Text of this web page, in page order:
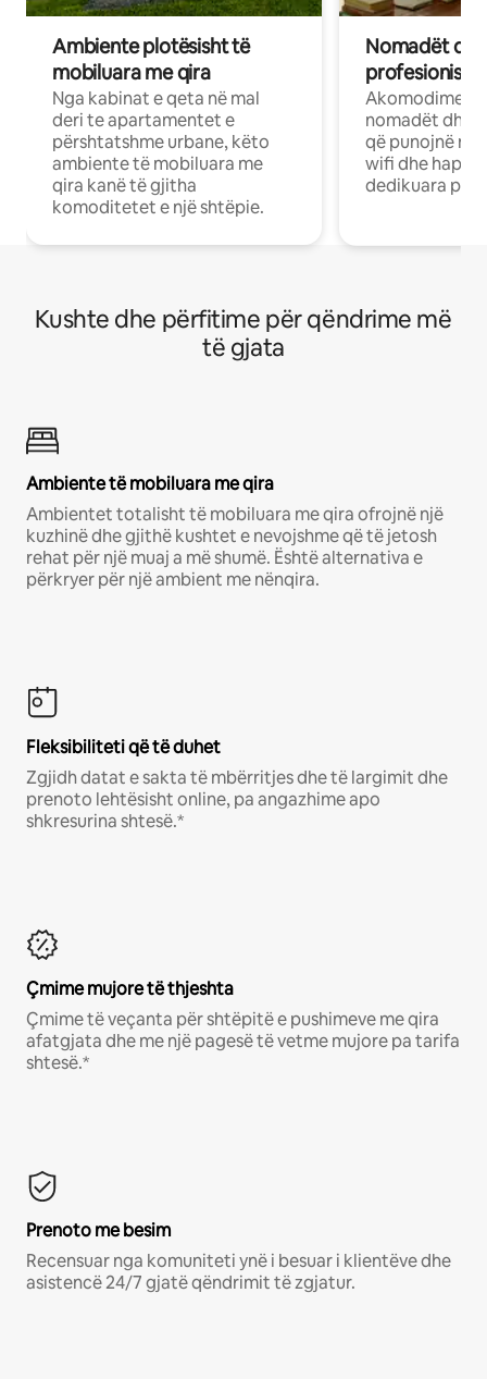
Ambiente plotësisht të
mobiluara me qira
Nga kabinat e qeta në mal
deri te apartamentet e
përshtatshme urbane, këto
ambiente të mobiluara me
qira kanë të gjitha
komoditetet e një shtëpie.
Nomadët
Akomodime
nomadët dhe
që punojnë në
wifi dhe
dedikuara
Kushte dhe përfitime për qëndrime më
të gjata
Ambiente të mobiluara me qira
Ambientet totalisht të mobiluara me qira ofrojnë një
kuzhinë dhe gjithë kushtet e nevojshme që të jetosh
rehat për një muaj a më shumë. Është alternativa e
përkryer për një ambient me nënqira.
Fleksibiliteti që të duhet
Zgjidh datat e sakta të mbërritjes dhe të largimit dhe
prenoto lehtësisht online, pa angazhime apo
shkresurina shtesë.*
Çmime mujore të thjeshta
Çmime të veçanta për shtëpitë e pushimeve me qira
afatgjata dhe me një pagesë të vetme mujore pa tarifa
shtesë.*
Prenoto me besim
Recensuar nga komuniteti ynë i besuar i klientëve dhe
asistencë 24/7 gjatë qëndrimit të zgjatur.